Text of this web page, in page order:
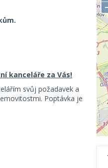
kanceláře za Vás!
svůj požadavek a
Poptávka je